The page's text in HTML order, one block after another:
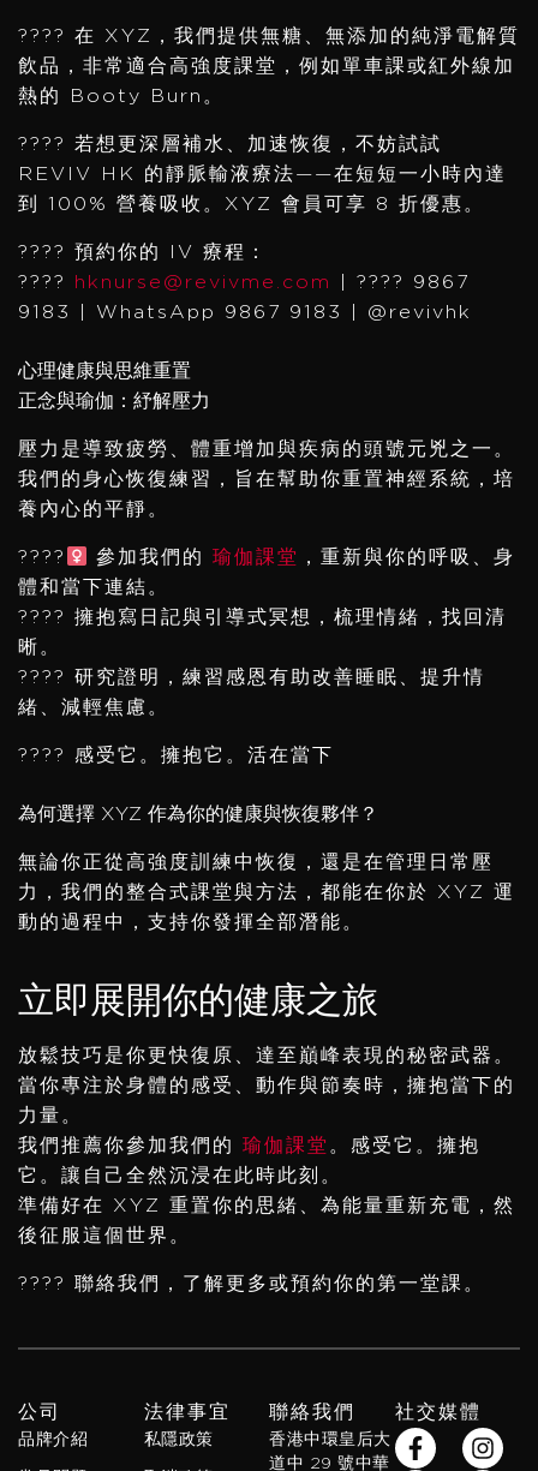
???? 在 XYZ，我們提供無糖、無添加的純淨電解質
飲品，非常適合高強度課堂，例如單車課或紅外線加
熱的 Booty Burn。
???? 若想更深層補水、加速恢復，不妨試試
REVIV HK 的靜脈輸液療法——在短短一小時內達
到 100% 營養吸收。XYZ 會員可享 8 折優惠。
???? 預約你的 IV 療程：
????
hknurse@revivme.com
| ???? 9867
9183 | WhatsApp 9867 9183 | @revivhk
心理健康與思維重置
正念與瑜伽：紓解壓力
壓力是導致疲勞、體重增加與疾病的頭號元兇之一。
我們的身心恢復練習，旨在幫助你重置神經系統，培
養內心的平靜。
????‍ 參加我們的瑜伽課堂
，重新與你的呼吸、身
體和當下連結。
???? 擁抱寫日記與引導式冥想，梳理情緒，找回清
晰。
???? 研究證明，練習感恩有助改善睡眠、提升情
緒、減輕焦慮。
???? 感受它。擁抱它。活在當下
為何選擇 XYZ 作為你的健康與恢復夥伴？
無論你正從高強度訓練中恢復，還是在管理日常壓
力，我們的整合式課堂與方法，都能在你於 XYZ 運
動的過程中，支持你發揮全部潛能。
立即展開你的健康之旅
放鬆技巧是你更快復原、達至巔峰表現的秘密武器。
當你專注於身體的感受、動作與節奏時，擁抱當下的
力量。
我們推薦你參加我們的 瑜伽課堂 。感受它。擁抱
它。讓自己全然沉浸在此時此刻。
準備好在 XYZ 重置你的思緒、為能量重新充電，然
後征服這個世界。
???? 聯絡我們，了解更多或預約你的第一堂課。
公司
品牌介紹
法律事宜
私隱政策
聯絡我們
香港中環皇后大
道中 29 號中華
社交媒體
F
a
I
n
Y
o
X
-
W
h
S
p